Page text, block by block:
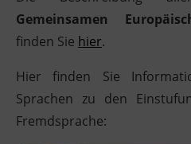
Gemeinsamen
finden Sie hier.
Hier finden Sie
Sprachen zu den
Fremdsprache: